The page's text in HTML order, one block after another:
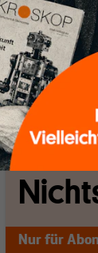
meinen, im
seinem Buch
unserem
einer solchen
[...]
Nur für